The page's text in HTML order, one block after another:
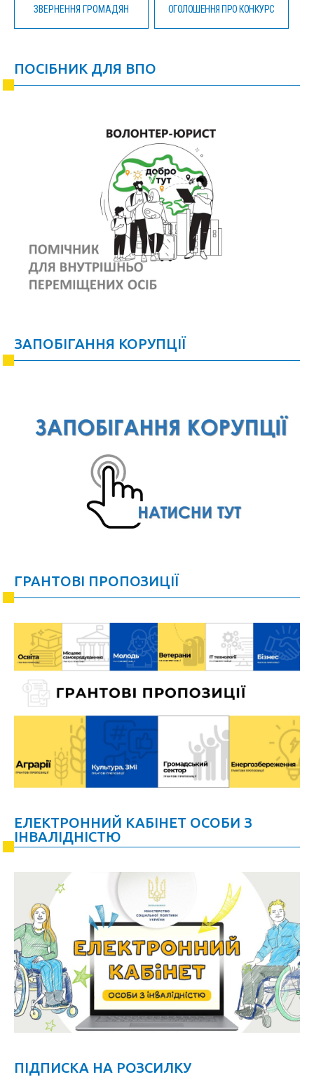
ЗВЕРНЕННЯ ГРОМАДЯН ОГОЛОШЕННЯ ПРО КОНКУРС
ПОСІБНИК ДЛЯ ВПО
ЗАПОБІГАННЯ КОРУПЦІЇ
ГРАНТОВІ ПРОПОЗИЦІЇ
ЕЛЕКТРОННИЙ КАБІНЕТ ОСОБИ З
ІНВАЛІДНІСТЮ
ПІДПИСКА НА РОЗСИЛКУ